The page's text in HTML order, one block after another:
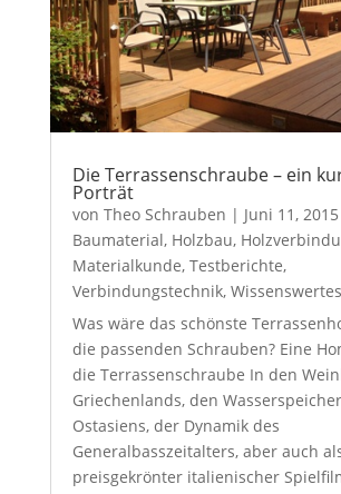
Die Terrassenschraube – ein
Porträt
von Theo Schrauben | Juni 11, 2015
Baumaterial, Holzbau,
Materialkunde, Testberichte,
Verbindungstechnik, Wissenswertes
Was wäre das schönste
die passenden Schrauben? Eine
die Terrassenschraube In den
Griechenlands, den
Ostasiens, der Dynamik des
Generalbasszeitalters, aber auch
preisgekrönter italienischer